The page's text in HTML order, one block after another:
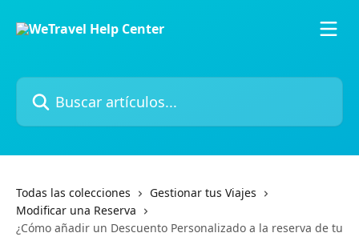
Buscar artículos...
Todas las colecciones
Gestionar tus Viajes
Modificar una Reserva
¿Cómo añadir un Descuento Personalizado a la reserva de tu